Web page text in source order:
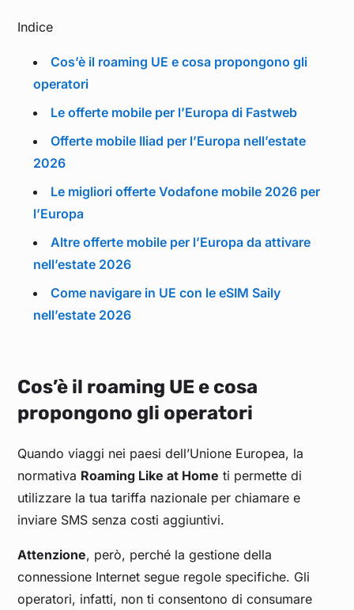
Indice
Cos’è il roaming UE e cosa propongono gli
operatori
Le offerte mobile per l’Europa di Fastweb
Offerte mobile Iliad per l’Europa nell’estate
2026
Le migliori offerte Vodafone mobile 2026 per
l’Europa
Altre offerte mobile per l’Europa da attivare
nell’estate 2026
Come navigare in UE con le eSIM Saily
nell’estate 2026
Cos’è il roaming UE e cosa
propongono gli operatori
Quando viaggi nei paesi dell’Unione Europea, la
normativa Roaming Like at Home ti permette di
utilizzare la tua tariffa nazionale per chiamare e
inviare SMS senza costi aggiuntivi.
Attenzione, però, perché la gestione della
connessione Internet segue regole specifiche. Gli
operatori, infatti, non ti consentono di consumare